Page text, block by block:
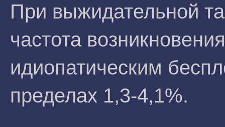
При выжидательной
частота
идиопатическим
пределах 1,3-4,1%.